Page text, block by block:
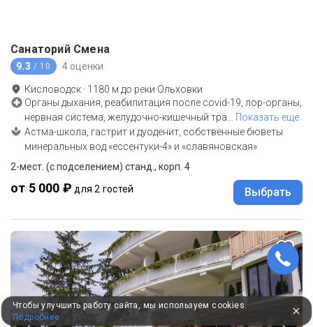
Санаторий Смена
9.3 / 10 4 оценки
Кисловодск · 1180 м до реки Ольховки
Органы дыхания, реабилитация после covid-19, лор-органы,
нервная система, желудочно-кишечный тра… Показать еще
Астма-школа, гастрит и дуоденит, собственные бюветы
минеральных вод «ессентуки-4» и «славяновская»
2-мест. (с подселением) станд., корп. 4
от 5 000 ₽ для 2 гостей Выбрать
Чтобы улучшить работу сайта, мы используем cookies.
Подробнее